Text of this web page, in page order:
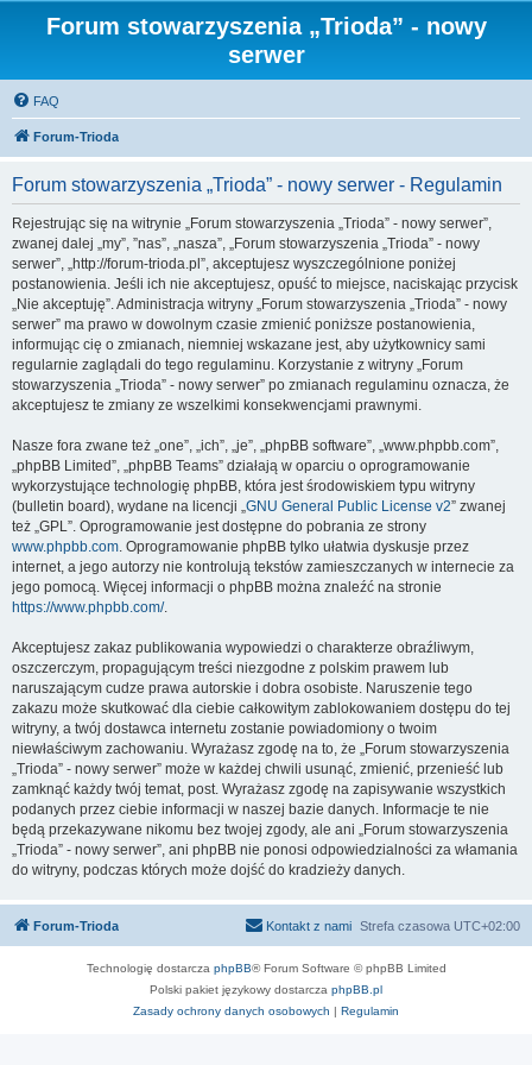
Forum stowarzyszenia „Trioda” - nowy
serwer
FAQ
Forum-Trioda
Forum stowarzyszenia „Trioda” - nowy serwer - Regulamin
Rejestrując się na witrynie „Forum stowarzyszenia „Trioda” - nowy serwer”,
zwanej dalej „my”, ”nas”, „nasza”, „Forum stowarzyszenia „Trioda” - nowy
serwer”, „http://forum-trioda.pl”, akceptujesz wyszczególnione poniżej
postanowienia. Jeśli ich nie akceptujesz, opuść to miejsce, naciskając przycisk
„Nie akceptuję”. Administracja witryny „Forum stowarzyszenia „Trioda” - nowy
serwer” ma prawo w dowolnym czasie zmienić poniższe postanowienia,
informując cię o zmianach, niemniej wskazane jest, aby użytkownicy sami
regularnie zaglądali do tego regulaminu. Korzystanie z witryny „Forum
stowarzyszenia „Trioda” - nowy serwer” po zmianach regulaminu oznacza, że
akceptujesz te zmiany ze wszelkimi konsekwencjami prawnymi.
Nasze fora zwane też „one”, „ich”, „je”, „phpBB software”, „www.phpbb.com”,
„phpBB Limited”, „phpBB Teams” działają w oparciu o oprogramowanie
wykorzystujące technologię phpBB, która jest środowiskiem typu witryny
(bulletin board), wydane na licencji „GNU General Public License v2” zwanej
też „GPL”. Oprogramowanie jest dostępne do pobrania ze strony
www.phpbb.com. Oprogramowanie phpBB tylko ułatwia dyskusje przez
internet, a jego autorzy nie kontrolują tekstów zamieszczanych w internecie za
jego pomocą. Więcej informacji o phpBB można znaleźć na stronie
https://www.phpbb.com/.
Akceptujesz zakaz publikowania wypowiedzi o charakterze obraźliwym,
oszczerczym, propagującym treści niezgodne z polskim prawem lub
naruszającym cudze prawa autorskie i dobra osobiste. Naruszenie tego
zakazu może skutkować dla ciebie całkowitym zablokowaniem dostępu do tej
witryny, a twój dostawca internetu zostanie powiadomiony o twoim
niewłaściwym zachowaniu. Wyrażasz zgodę na to, że „Forum stowarzyszenia
„Trioda” - nowy serwer” może w każdej chwili usunąć, zmienić, przenieść lub
zamknąć każdy twój temat, post. Wyrażasz zgodę na zapisywanie wszystkich
podanych przez ciebie informacji w naszej bazie danych. Informacje te nie
będą przekazywane nikomu bez twojej zgody, ale ani „Forum stowarzyszenia
„Trioda” - nowy serwer”, ani phpBB nie ponosi odpowiedzialności za włamania
do witryny, podczas których może dojść do kradzieży danych.
Forum-Trioda Strefa czasowa UTC+02:00
Kontakt z nami
Technologię dostarcza phpBB® Forum Software © phpBB Limited
Polski pakiet językowy dostarcza phpBB.pl
Zasady ochrony danych osobowych | Regulamin